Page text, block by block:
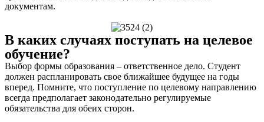
документам.
В каких случаях поступать на целевое
обучение?
Выбор формы образования – ответственное дело. Студент
должен распланировать свое ближайшее будущее на годы
вперед. Помните, что поступление по целевому направлению
всегда предполагает законодательно регулируемые
обязательства для обеих сторон.